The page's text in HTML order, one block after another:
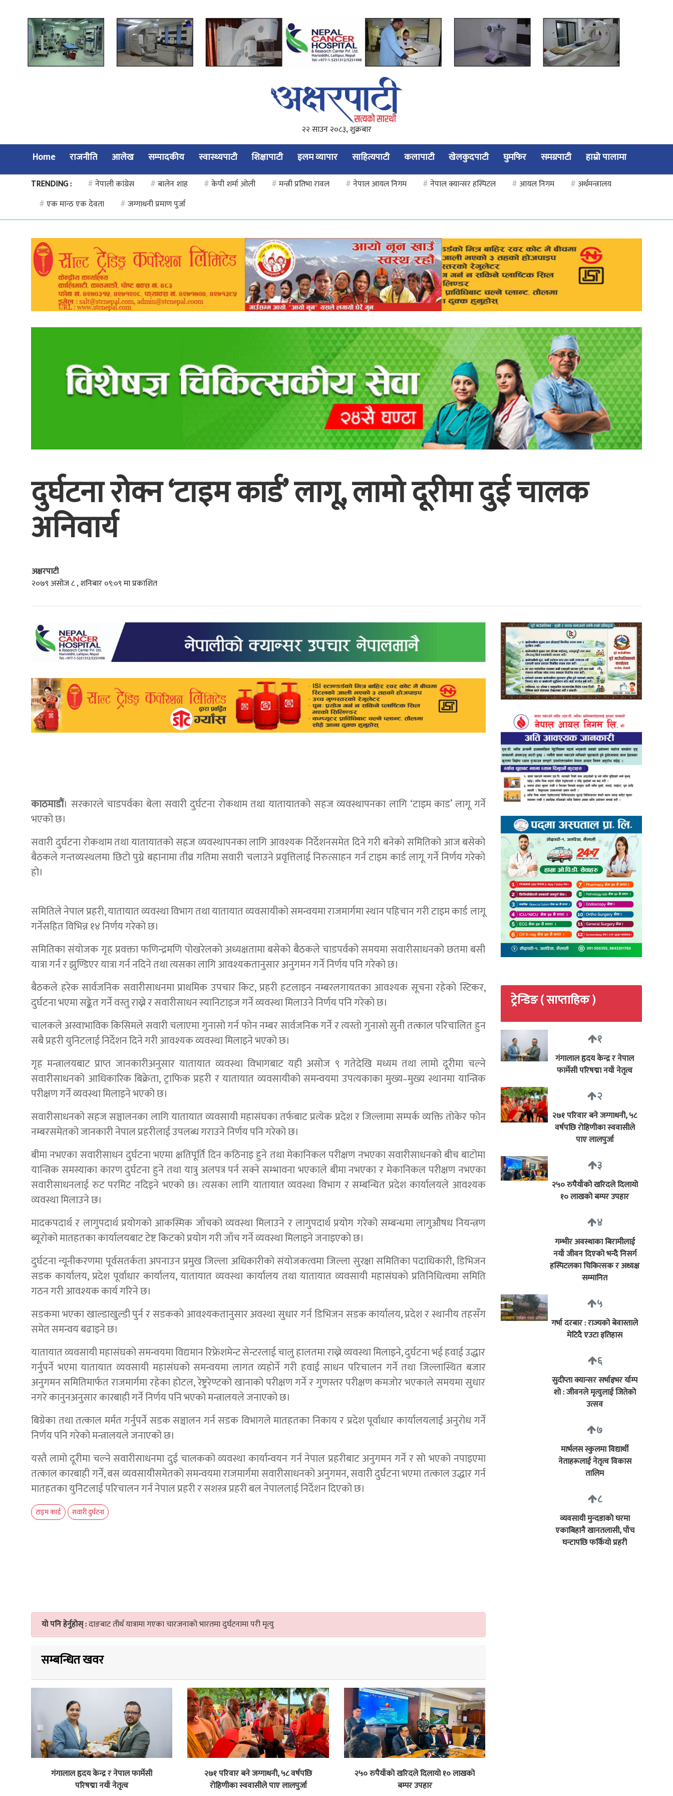
२२ साउन २०८३, शुक्रबार
Home राजनीति आलेख सम्पादकीय स्वास्थ्यपाटी शिक्षापाटी इलम व्यापार साहित्यपाटी कलापाटी खेलकुदपाटी घुमफिर समग्रपाटी हाम्रो पालामा
TRENDING : #नेपाली कांग्रेस #बालेन शाह #केपी शर्मा ओली #मन्त्री प्रतिभा रावल #नेपाल आयल निगम #नेपाल क्यान्सर हस्पिटल # आयल निगम #अर्थमन्त्रालय
#एक मान्ठ एक देवता #जग्गाधनी प्रमाण पुर्जा
दुर्घटना रोक्न ‘टाइम कार्ड’ लागू, लामो दूरीमा दुई चालक
अनिवार्य
अक्षरपाटी
२०७९ असोज ८ , शनिबार ०९:०९ मा प्रकाशित
काठमाडौं। सरकारले चाडपर्वका बेला सवारी दुर्घटना रोकथाम तथा यातायातको सहज व्यवस्थापनका लागि ‘टाइम काड’ लागू गर्ने
भएको छ।
सवारी दुर्घटना रोकथाम तथा यातायातको सहज व्यवस्थापनका लागि आवश्यक निर्देशनसमेत दिने गरी बनेको समितिको आज बसेको
बैठकले गन्तव्यस्थलमा छिटो पुग्ने बहानामा तीव्र गतिमा सवारी चलाउने प्रवृत्तिलाई निरुत्साहन गर्न टाइम कार्ड लागू गर्ने निर्णय गरेको
हो।
समितिले नेपाल प्रहरी, यातायात व्यवस्था विभाग तथा यातायात व्यवसायीको समन्वयमा राजमार्गमा स्थान पहिचान गरी टाइम कार्ड लागू
गर्नेसहित विभिन्न १४ निर्णय गरेको छ।
समितिका संयोजक गृह प्रवक्ता फणिन्द्रमणि पोखरेलको अध्यक्षतामा बसेको बैठकले चाडपर्वको समयमा सवारीसाधनको छतमा बसी
यात्रा गर्न र झुण्डिएर यात्रा गर्न नदिने तथा त्यसका लागि आवश्यकतानुसार अनुगमन गर्ने निर्णय पनि गरेको छ।
बैठकले हरेक सार्वजनिक सवारीसाधनमा प्राथमिक उपचार किट, प्रहरी हटलाइन नम्बरलगायतका आवश्यक सूचना रहेको स्टिकर,
दुर्घटना भएमा सङ्केत गर्ने वस्तु राख्ने र सवारीसाधन स्यानिटाइज गर्ने व्यवस्था मिलाउने निर्णय पनि गरेको छ।
चालकले अस्वाभाविक किसिमले सवारी चलाएमा गुनासो गर्न फोन नम्बर सार्वजनिक गर्ने र त्यस्तो गुनासो सुनी तत्काल परिचालित हुन
सबै प्रहरी युनिटलाई निर्देशन दिने गरी आवश्यक व्यवस्था मिलाइने भएको छ।
गृह मन्त्रालयबाट प्राप्त जानकारीअनुसार यातायात व्यवस्था विभागबाट यही असोज ९ गतेदेखि मध्यम तथा लामो दूरीमा चल्ने
सवारीसाधनको आधिकारिक बिक्रेता, ट्राफिक प्रहरी र यातायात व्यवसायीको समन्वयमा उपत्यकाका मुख्य–मुख्य स्थानमा यान्त्रिक
परीक्षण गर्ने व्यवस्था मिलाइने भएको छ।
सवारीसाधनको सहज सञ्चालनका लागि यातायात व्यवसायी महासंघका तर्फबाट प्रत्येक प्रदेश र जिल्लामा सम्पर्क व्यक्ति तोकेर फोन
नम्बरसमेतको जानकारी नेपाल प्रहरीलाई उपलब्ध गराउने निर्णय पनि गरेको छ।
बीमा नभएका सवारीसाधन दुर्घटना भएमा क्षतिपूर्ति दिन कठिनाइ हुने तथा मेकानिकल परीक्षण नभएका सवारीसाधनको बीच बाटोमा
यान्त्रिक समस्याका कारण दुर्घटना हुने तथा यात्रु अलपत्र पर्न सक्ने सम्भावना भएकाले बीमा नभएका र मेकानिकल परीक्षण नभएका
सवारीसाधनलाई रुट परमिट नदिइने भएको छ। त्यसका लागि यातायात व्यवस्था विभाग र सम्बन्धित प्रदेश कार्यालयले आवश्यक
व्यवस्था मिलाउने छ।
मादकपदार्थ र लागुपदार्थ प्रयोगको आकस्मिक जाँचको व्यवस्था मिलाउने र लागुपदार्थ प्रयोग गरेको सम्बन्धमा लागुऔषध नियन्त्रण
ब्यूरोको मातहतका कार्यालयबाट टेष्ट किटको प्रयोग गरी जाँच गर्ने व्यवस्था मिलाइने जनाइएको छ।
दुर्घटना न्यूनीकरणमा पूर्वसतर्कता अपनाउन प्रमुख जिल्ला अधिकारीको संयोजकत्वमा जिल्ला सुरक्षा समितिका पदाधिकारी, डिभिजन
सडक कार्यालय, प्रदेश पूर्वाधार कार्यालय, यातायात व्यवस्था कार्यालय तथा यातायात व्यवसायी महासंघको प्रतिनिधित्वमा समिति
गठन गरी आवश्यक कार्य गरिने छ।
सडकमा भएका खाल्डाखुल्डी पुर्न र सडकको आवश्यकतानुसार अवस्था सुधार गर्न डिभिजन सडक कार्यालय, प्रदेश र स्थानीय तहसँग
समेत समन्वय बढाइने छ।
यातायात व्यवसायी महासंघको समन्वयमा विद्यमान रिफ्रेशमेन्ट सेन्टरलाई चालु हालतमा राख्ने व्यवस्था मिलाइने, दुर्घटना भई हवाई उद्धार
गर्नुपर्ने भएमा यातायात व्यवसायी महासंघको समन्वयमा लागत व्यहोर्ने गरी हवाई साधन परिचालन गर्ने तथा जिल्लास्थित बजार
अनुगमन समितिमार्फत राजमार्गमा रहेका होटल, रेष्टुरेण्टको खानाको परीक्षण गर्ने र गुणस्तर परीक्षण कमजोर भएकाले समयमा सुधार
नगरे कानुनअनुसार कारबाही गर्ने निर्णय पनि भएको मन्त्रालयले जनाएको छ।
बिग्रेका तथा तत्काल मर्मत गर्नुपर्ने सडक सञ्चालन गर्न सडक विभागले मातहतका निकाय र प्रदेश पूर्वाधार कार्यालयलाई अनुरोध गर्ने
निर्णय पनि गरेको मन्त्रालयले जनाएको छ।
यस्तै लामो दूरीमा चल्ने सवारीसाधनमा दुई चालकको व्यवस्था कार्यान्वयन गर्न नेपाल प्रहरीबाट अनुगमन गर्ने र सो भएको नपाइएमा
तत्काल कारबाही गर्ने, बस व्यवसायीसमेतको समन्वयमा राजमार्गमा सवारीसाधनको अनुगमन, सवारी दुर्घटना भएमा तत्काल उद्धार गर्न
मातहतका युनिटलाई परिचालन गर्न नेपाल प्रहरी र सशस्त्र प्रहरी बल नेपाललाई निर्देशन दिएको छ।
टाइम कार्ड सवारी दुर्घटना
यो पनि हेर्नुहोस् :दाङबाट तीर्थ यात्रामा गएका चारजनाको भारतमा दुर्घटनामा परी मृत्यु
सम्बन्धित खवर
गंगालाल हृदय केन्द्र र नेपाल फार्मेसी
परिषद्मा नयाँ नेतृत्व
२७१ परिवार बने जग्गाधनी, ५८ वर्षपछि
रोहिणीका स्ववासीले पाए लालपुर्जा
२५० रुपैयाँको खरिदले दिलायो १० लाखको
बम्पर उपहार
ट्रेन्डिङ ( साप्ताहिक )
१
गंगालाल हृदय केन्द्र र नेपाल
फार्मेसी परिषद्मा नयाँ नेतृत्व
२
२७१ परिवार बने जग्गाधनी, ५८
वर्षपछि रोहिणीका स्ववासीले
पाए लालपुर्जा
३
२५० रुपैयाँको खरिदले दिलायो
१० लाखको बम्पर उपहार
४
गम्भीर अवस्थाका बिरामीलाई
नयाँ जीवन दिएको भन्दै निसर्ग
हस्पिटलका चिकित्सक र अध्यक्ष
सम्मानित
५
गर्भा दरबार : राज्यको बेवास्ताले
मेटिदै एउटा इतिहास
६
सुदीप्ता क्यान्सर सर्भाइभर र्याम्प
शो : जीवनले मृत्युलाई जितेको
उत्सव
७
मार्भलस स्कुलमा विद्यार्थी
नेताहरूलाई नेतृत्व विकास
तालिम
८
व्यवसायी मुन्दडाको घरमा
एकाबिहानै खानतलासी, पाँच
घन्टापछि फर्कियो प्रहरी